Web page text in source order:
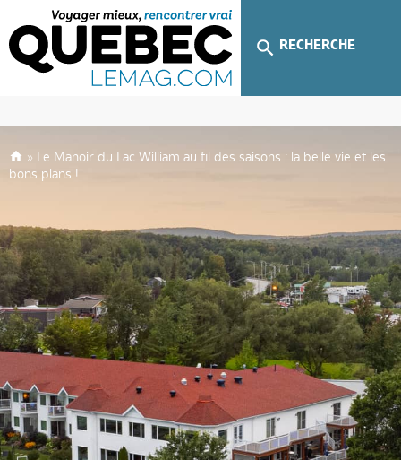
RECHERCHE
» Le Manoir du Lac William au fil des saisons : la belle vie et les
bons plans !